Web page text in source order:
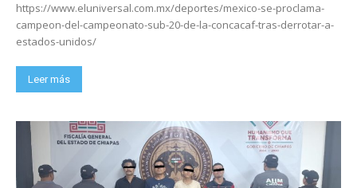
https://www.eluniversal.com.mx/deportes/mexico-se-proclama-
campeon-del-campeonato-sub-20-de-la-concacaf-tras-derrotar-a-
estados-unidos/
Leer más